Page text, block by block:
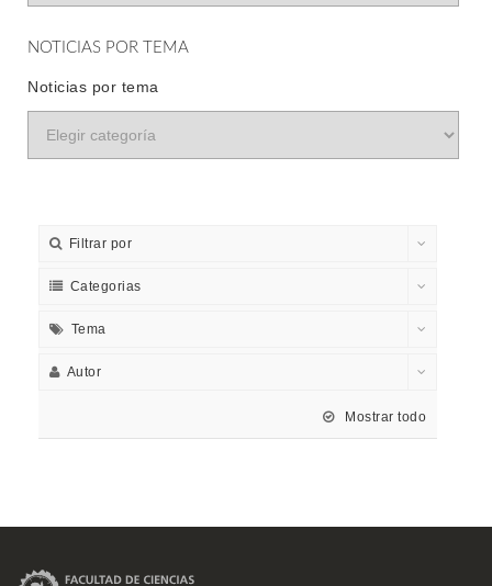
NOTICIAS POR TEMA
Noticias por tema
Filtrar por
Categorias
Tema
Autor
Mostrar todo